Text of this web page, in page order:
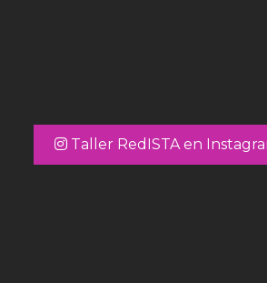
Taller RedISTA en